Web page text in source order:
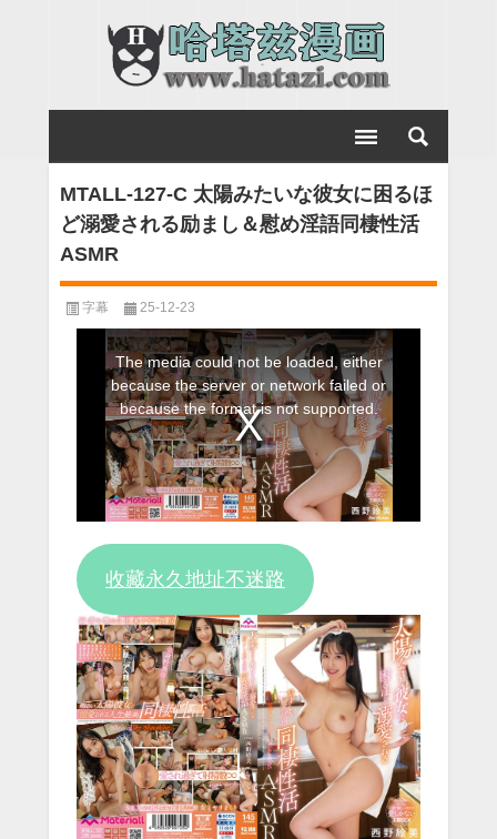
MTALL-127-C 太陽みたいな彼女に困るほ
ど溺愛される励まし＆慰め淫語同棲性活
ASMR
字幕 25-12-23
modal
window.
The media could not be loaded, either
because the server or network failed or
because the format is not supported.
收藏永久地址不迷路